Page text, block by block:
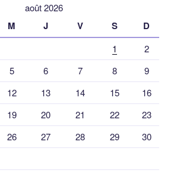
août 2026
M J V S D
1
2
5 6 7 8
9
12 13 14 15
16
19 20 21 22
23
26 27 28 29
30